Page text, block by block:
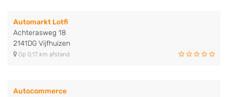
Automarkt Lotfi
Achterasweg 18
2141DG Vijfhuizen
Op 0,17 km afstand
Autocommerce